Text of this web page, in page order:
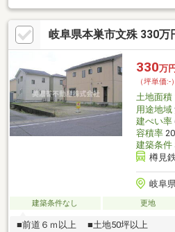
黄色い店舗・黄色い看板・黄色い車を
か。私たちが美濃善不動産です！岐阜
エキスパート！土地探しも住まい探し
お任せ下さい。■売買保有物件1000件
岐阜県本巣市文殊 330万
330万円
（坪単価:-）
土地面積
用途地域
建ぺい率
容積率
建築条件
樽見
岐阜
建築条件なし 更地
■前道６ｍ以上 ■土地50坪以上